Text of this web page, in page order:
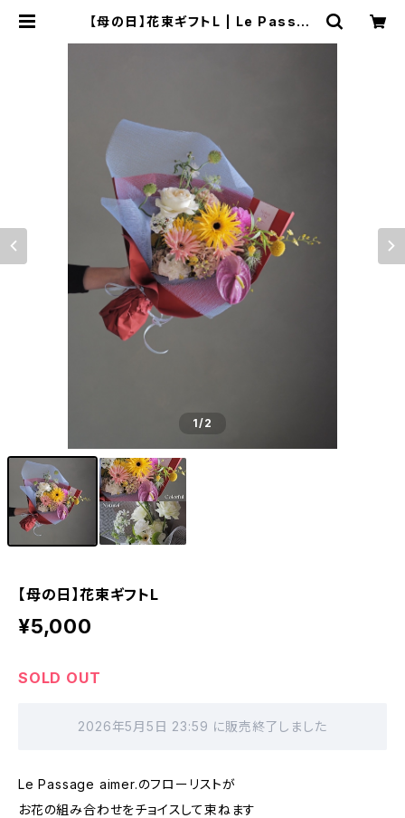
【母の日】花束ギフトL | Le Passag
1/2
【母の日】花束ギフトL
¥5,000
SOLD OUT
2026年5月5日 23:59 に販売終了しました
Le Passage aimer.のフローリストが
お花の組み合わせをチョイスして束ねます